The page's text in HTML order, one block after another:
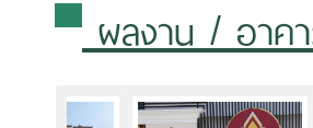
ผลงาน/ อาคา